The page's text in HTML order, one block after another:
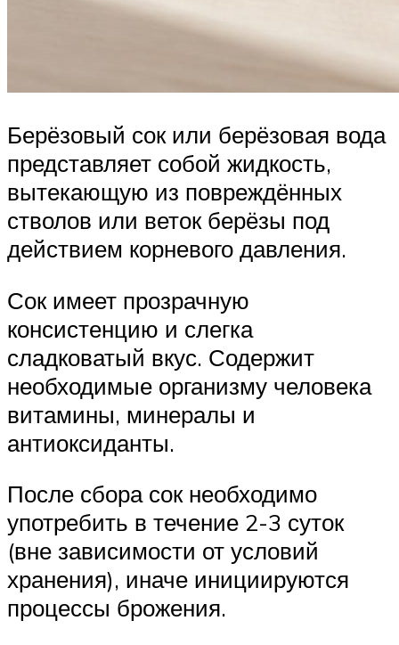
Берёзовый сок или берёзовая вода
представляет собой жидкость,
вытекающую из повреждённых
стволов или веток берёзы под
действием корневого давления.
Сок имеет прозрачную
консистенцию и слегка
сладковатый вкус. Содержит
необходимые организму человека
витамины, минералы и
антиоксиданты.
После сбора сок необходимо
употребить в течение 2-3 суток
(вне зависимости от условий
хранения), иначе инициируются
процессы брожения.